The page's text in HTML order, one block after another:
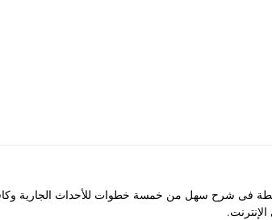
فى شرح سهل من خمسة خطوات للأحداث الجارية